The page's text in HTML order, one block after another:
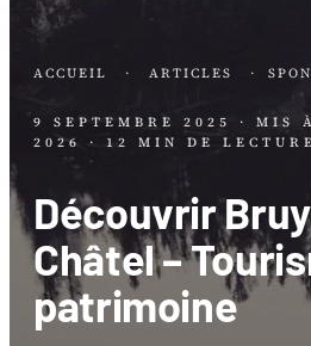
ACCUEIL · ARTICLES ·
9 SEPTEMBRE 2025 · MIS
2026
· 12 MIN DE LECTURE
Découvrir
Châtel –
patrimoine